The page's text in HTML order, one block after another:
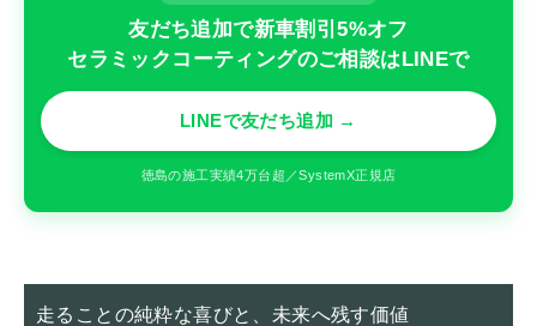
友だち追加で新車割引5%オフ
セラミックコーティングのご相談はLINEで
LINEで友だち追加 →
徳島の施工実績4万台超／SystemX正規店
走ることの純粋な喜びと、未来へ残す価値